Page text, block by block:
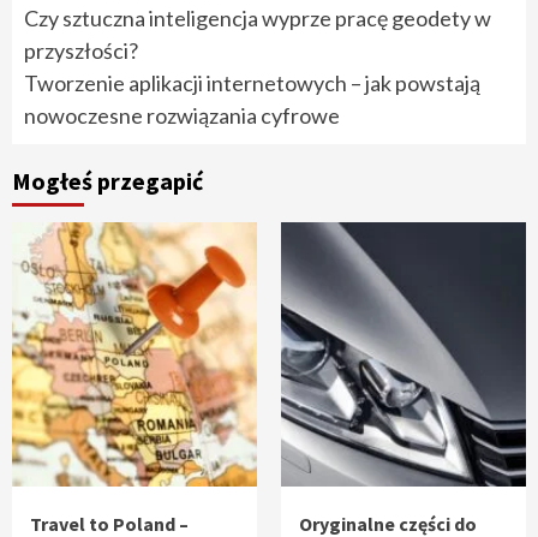
Czy sztuczna inteligencja wyprze pracę geodety w
przyszłości?
Tworzenie aplikacji internetowych – jak powstają
nowoczesne rozwiązania cyfrowe
Mogłeś przegapić
Travel to Poland –
Oryginalne części do